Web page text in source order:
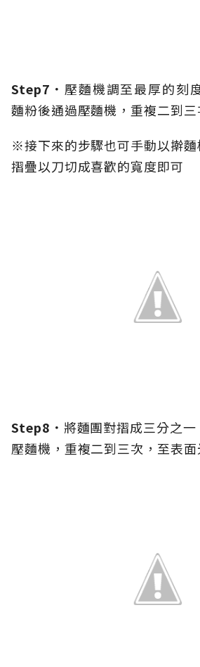
Step7． 壓麵機調至最厚的刻
麵粉後通過壓麵機，重複二到三
※接下來的步驟也可手動以擀麵
摺疊以刀切成喜歡的寬度即可
Step8． 將麵團對摺成三分之
壓麵機，重複二到三次，至表